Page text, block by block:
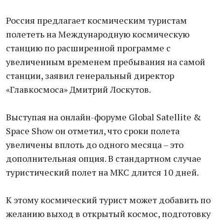
Россия предлагает космическим туристам
полететь на Международную космическую
станцию по расширенной программе с
увеличенным временем пребывания на самой
станции, заявил генеральный директор
«Главкосмоса» Дмитрий Лоскутов.
Выступая на онлайн-форуме Global Satellite &
Space Show он отметил, что сроки полета
увеличены вплоть до одного месяца – это
дополнительная опция. В стандартном случае
туристический полет на МКС длится 10 дней.
К этому космический турист может добавить по
желанию выход в открытый космос, подготовку